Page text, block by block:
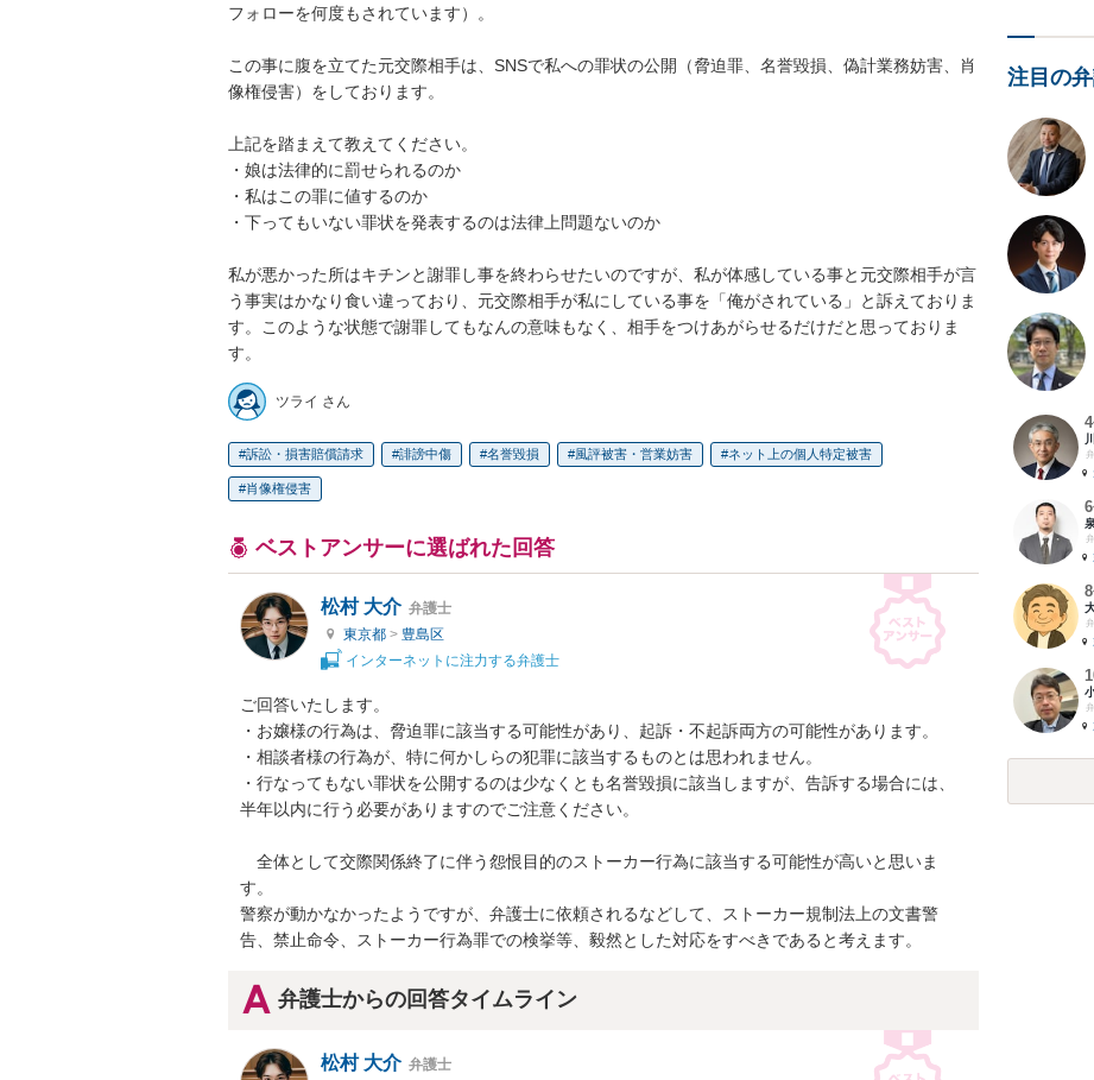
フォローを何度もされています）。
この事に腹を立てた元交際相手は、SNSで私への罪状の公開（脅迫罪、名誉毀損、偽計業務妨害、肖
像権侵害）をしております。
上記を踏まえて教えてください。
・娘は法律的に罰せられるのか
・私はこの罪に値するのか
・下ってもいない罪状を発表するのは法律上問題ないのか
私が悪かった所はキチンと謝罪し事を終わらせたいのですが、私が体感している事と元交際相手が言
う事実はかなり食い違っており、元交際相手が私にしている事を「俺がされている」と訴えておりま
す。このような状態で謝罪してもなんの意味もなく、相手をつけあがらせるだけだと思っておりま
す。
ツライ さん
訴訟・損害賠償請求 誹謗中傷 名誉毀損 風評被害・営業妨害 ネット上の個人特定被害
肖像権侵害
ベストアンサーに選ばれた回答
松村 大介 弁護士
東京都 > 豊島区
インターネットに注力する弁護士
ご回答いたします。
・お嬢様の行為は、脅迫罪に該当する可能性があり、起訴・不起訴両方の可能性があります。
・相談者様の行為が、特に何かしらの犯罪に該当するものとは思われません。
・行なってもない罪状を公開するのは少なくとも名誉毀損に該当しますが、告訴する場合には、
半年以内に行う必要がありますのでご注意ください。
全体として交際関係終了に伴う怨恨目的のストーカー行為に該当する可能性が高いと思いま
す。
警察が動かなかったようですが、弁護士に依頼されるなどして、ストーカー規制法上の文書警
告、禁止命令、ストーカー行為罪での検挙等、毅然とした対応をすべきであると考えます。
弁護士からの回答タイムライン
松村 大介 弁護士
注目の
4
6
8